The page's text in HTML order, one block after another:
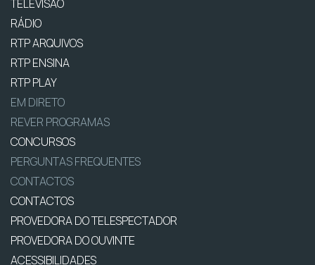
TELEVISÃO
RÁDIO
RTP ARQUIVOS
RTP ENSINA
RTP PLAY
EM DIRETO
REVER PROGRAMAS
CONCURSOS
PERGUNTAS FREQUENTES
CONTACTOS
CONTACTOS
PROVEDORA DO TELESPECTADOR
PROVEDORA DO OUVINTE
ACESSIBILIDADES